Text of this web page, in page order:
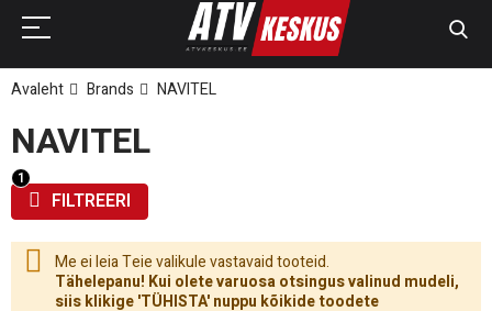
Avaleht Brands NAVITEL
NAVITEL
Me ei leia Teie valikule vastavaid tooteid.
Tähelepanu! Kui olete varuosa otsingus valinud mudeli,
siis klikige 'TÜHISTA' nuppu kõikide toodete
FILTREERI